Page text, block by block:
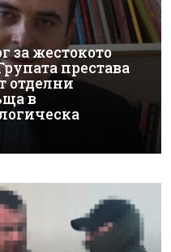
за жестокото
престава
отделни
в